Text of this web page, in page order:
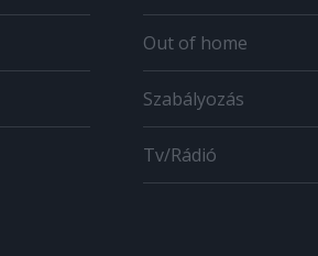
Out of home
Szabályozás
Tv/Rádió